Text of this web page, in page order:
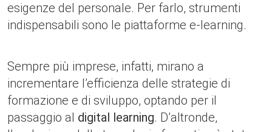
esigenze del personale. Per farlo, strumenti
indispensabili sono le piattaforme e-learning.
Sempre più imprese, infatti, mirano a
incrementare l’efficienza delle strategie di
formazione e di sviluppo, optando per il
passaggio al digital learning. D’altronde,